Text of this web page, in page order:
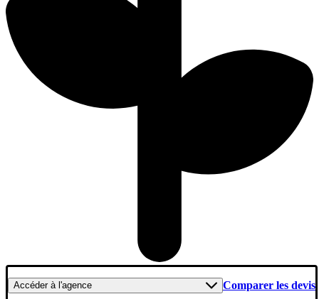
Accéderà l'agence Comparer les devis